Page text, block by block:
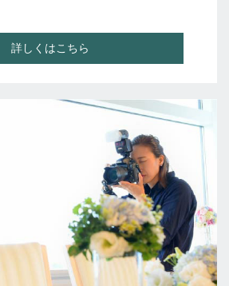
詳しくはこちら